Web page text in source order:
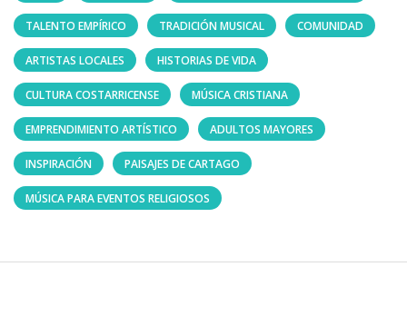
TALENTO EMPÍRICO TRADICIÓN MUSICAL COMUNIDAD
ARTISTAS LOCALES HISTORIAS DE VIDA
CULTURA COSTARRICENSE MÚSICA CRISTIANA
EMPRENDIMIENTO ARTÍSTICO ADULTOS MAYORES
INSPIRACIÓN PAISAJES DE CARTAGO
MÚSICA PARA EVENTOS RELIGIOSOS